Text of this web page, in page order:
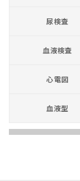
尿検査
血液検査
心電図
血液型